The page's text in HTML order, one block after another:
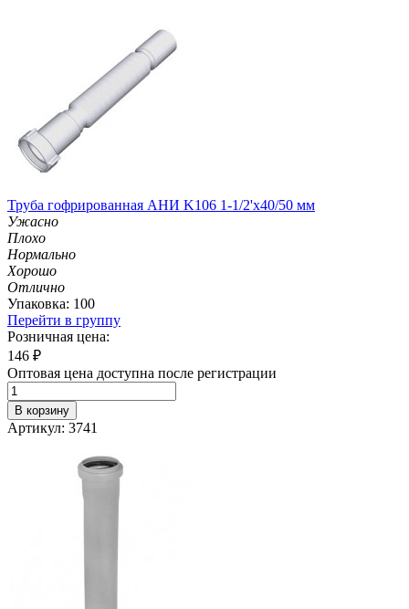
Труба гофрированная АНИ K106 1-1/2'х40/50 мм
Ужасно
Плохо
Нормально
Хорошо
Отлично
Упаковка: 100
Перейти в группу
Розничная цена:
146 ₽
Оптовая цена доступна после регистрации
В корзину
Артикул: 3741